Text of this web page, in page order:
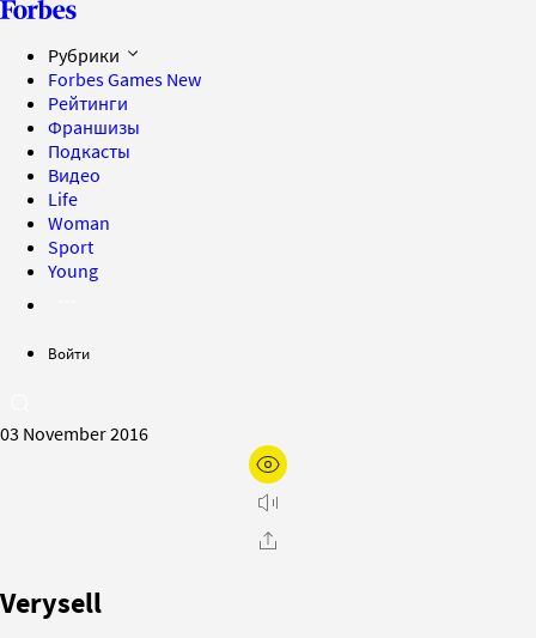
Рубрики
Forbes Games New
Рейтинги
Франшизы
Подкасты
Видео
Life
Woman
Sport
Young
Войти
03 November 2016
Verysell